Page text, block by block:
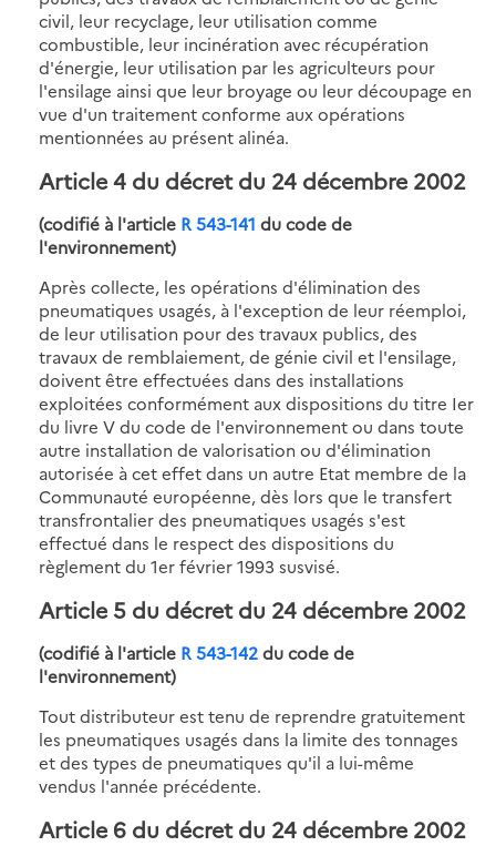
civil, leur recyclage, leur utilisation comme
combustible, leur incinération avec récupération
d'énergie, leur utilisation par les agriculteurs pour
l'ensilage ainsi que leur broyage ou leur découpage en
vue d'un traitement conforme aux opérations
mentionnées au présent alinéa.
Article 4 du décret du 24 décembre 2002
(codifié à l'article R 543-141 du code de
l'environnement)
Après collecte, les opérations d'élimination des
pneumatiques usagés, à l'exception de leur réemploi,
de leur utilisation pour des travaux publics, des
travaux de remblaiement, de génie civil et l'ensilage,
doivent être effectuées dans des installations
exploitées conformément aux dispositions du titre Ier
du livre V du code de l'environnement ou dans toute
autre installation de valorisation ou d'élimination
autorisée à cet effet dans un autre Etat membre de la
Communauté européenne, dès lors que le transfert
transfrontalier des pneumatiques usagés s'est
effectué dans le respect des dispositions du
règlement du 1er février 1993 susvisé.
Article 5 du décret du 24 décembre 2002
(codifié à l'article R 543-142du code de
l'environnement)
Tout distributeur est tenu de reprendre gratuitement
les pneumatiques usagés dans la limite des tonnages
et des types de pneumatiques qu'il a lui-même
vendus l'année précédente.
Article 6 du décret du 24 décembre 2002